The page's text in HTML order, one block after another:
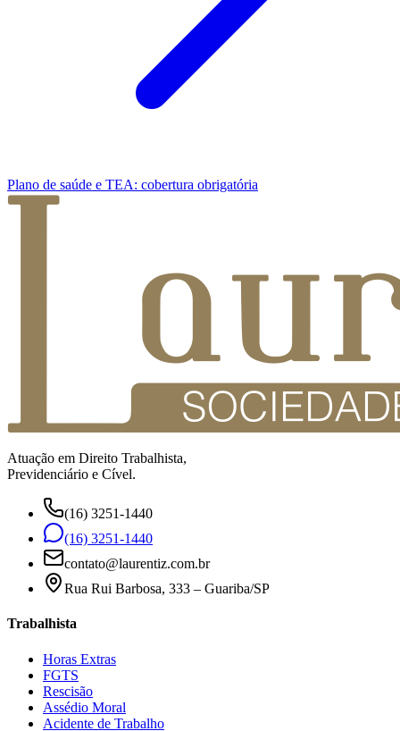
Plano de saúde e TEA: cobertura obrigatória
Atuação em Direito Trabalhista,
Previdenciário e Cível.
(16) 3251-1440
(16) 3251-1440
contato@laurentiz.com.br
Rua Rui Barbosa, 333 – Guariba/SP
Trabalhista
Horas Extras
FGTS
Rescisão
Assédio Moral
Acidente de Trabalho